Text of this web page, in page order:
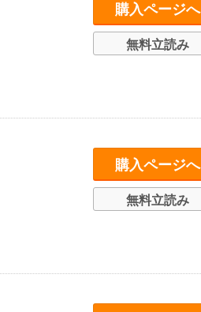
購入ページへ
無料立読み
購入ページへ
無料立読み